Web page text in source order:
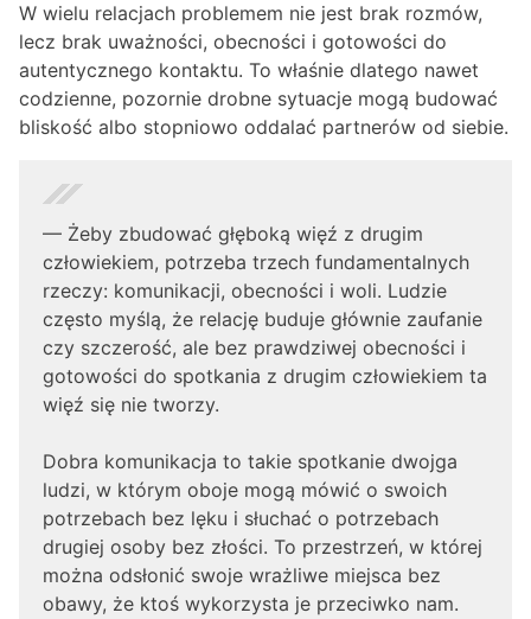
W wielu relacjach problemem nie jest brak rozmów,
lecz brak uważności, obecności i gotowości do
autentycznego kontaktu. To właśnie dlatego nawet
codzienne, pozornie drobne sytuacje mogą budować
bliskość albo stopniowo oddalać partnerów od siebie.
— Żeby zbudować głęboką więź z drugim
człowiekiem, potrzeba trzech fundamentalnych
rzeczy: komunikacji, obecności i woli. Ludzie
często myślą, że relację buduje głównie zaufanie
czy szczerość, ale bez prawdziwej obecności i
gotowości do spotkania z drugim człowiekiem ta
więź się nie tworzy.
Dobra komunikacja to takie spotkanie dwojga
ludzi, w którym oboje mogą mówić o swoich
potrzebach bez lęku i słuchać o potrzebach
drugiej osoby bez złości. To przestrzeń, w której
można odsłonić swoje wrażliwe miejsca bez
obawy, że ktoś wykorzysta je przeciwko nam.